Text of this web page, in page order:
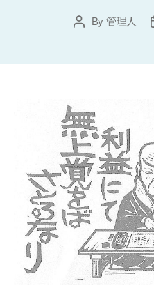
PostBy 管理人